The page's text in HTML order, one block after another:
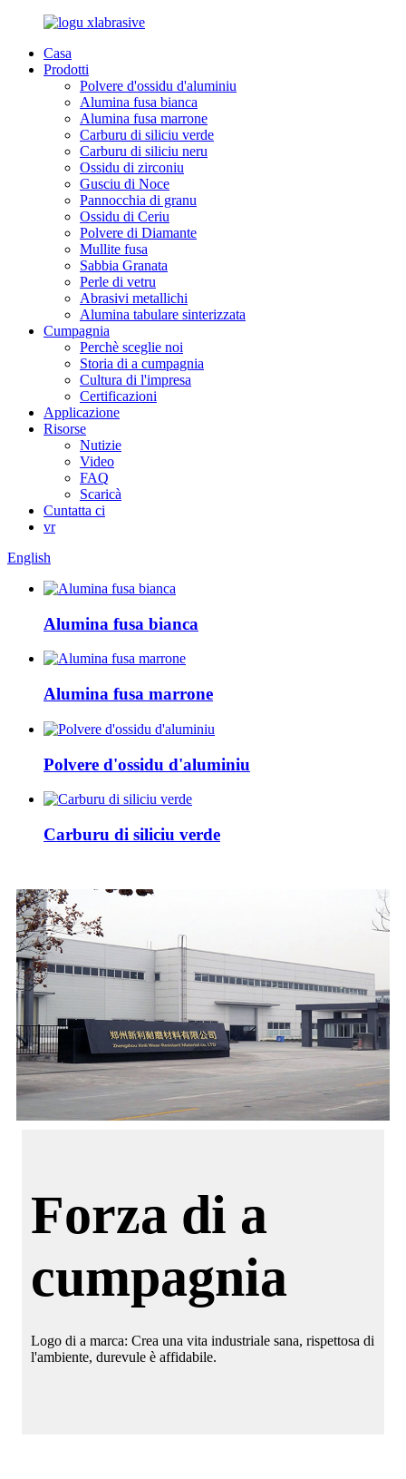
Casa
Prodotti
Polvere d'ossidu d'aluminiu
Alumina fusa bianca
Alumina fusa marrone
Carburu di siliciu verde
Carburu di siliciu neru
Ossidu di zirconiu
Gusciu di Noce
Pannocchia di granu
Ossidu di Ceriu
Polvere di Diamante
Mullite fusa
Sabbia Granata
Perle di vetru
Abrasivi metallichi
Alumina tabulare sinterizzata
Cumpagnia
Perchè sceglie noi
Storia di a cumpagnia
Cultura di l'impresa
Certificazioni
Applicazione
Risorse
Nutizie
Video
FAQ
Scaricà
Cuntatta ci
vr
English
Alumina fusa bianca
Alumina fusa marrone
Polvere d'ossidu d'aluminiu
Carburu di siliciu verde
Forza di a
cumpagnia
Logo di a marca: Crea una vita industriale sana, rispettosa di
l'ambiente, durevule è affidabile.